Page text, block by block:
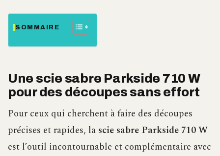
SOMMAIRE
Une scie sabre Parkside 710 W
pour des découpes sans effort
Pour ceux qui cherchent à faire des découpes
précises et rapides, la scie sabre Parkside 710 W
est l’outil incontournable et complémentaire avec